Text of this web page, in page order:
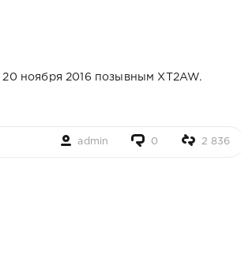
20 ноября 2016 позывным XT2AW.
admin 0 2 836